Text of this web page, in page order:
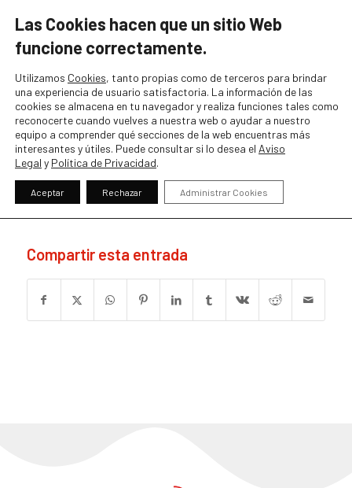
fontello-8499adcb
fontello-8499adcb
Compartir esta entrada
Las Cookies hacen que un sitio Web
funcione correctamente.
Utilizamos Cookies, tanto propias como de terceros para brindar
una experiencia de usuario satisfactoria. La información de las
cookies se almacena en tu navegador y realiza funciones tales como
reconocerte cuando vuelves a nuestra web o ayudar a nuestro
equipo a comprender qué secciones de la web encuentras más
interesantes y útiles. Puede consultar si lo desea el Aviso
Legal y Política de Privacidad.
Aceptar Rechazar Administrar Cookies